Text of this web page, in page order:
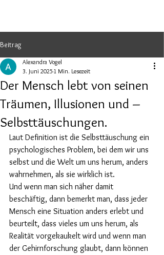
Beitrag
Der Mensch lebt von seinen
Träumen, Illusionen und –
Selbsttäuschungen.
Alexandra Vogel
3. Juni 2025 1 Min. Lesezeit
Laut Definition ist die Selbsttäuschung ein
psychologisches Problem, bei dem wir uns
selbst und die Welt um uns herum, anders
wahrnehmen, als sie wirklich ist.
Und wenn man sich näher damit
beschäftig, dann bemerkt man, dass jeder
Mensch eine Situation anders erlebt und
beurteilt, dass vieles um uns herum, als
Realität vorgekaukelt wird und wenn man
der Gehirnforschung glaubt, dann können